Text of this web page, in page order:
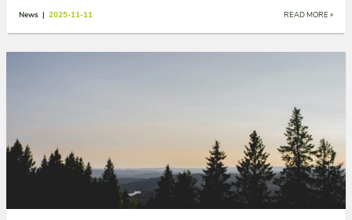
READ MORE »
News | 2025-11-11